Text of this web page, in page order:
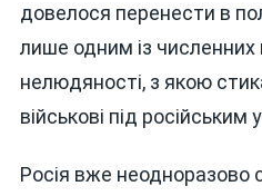
довелося перенести в
лише одним із численних
нелюдяності, з якою
військові під російським
Росія вже неодноразово